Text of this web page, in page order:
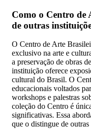
Como o Centro de
de outras
O Centro de Arte
exclusivo na arte e
a preservação de obras
instituição oferece
cultural do Brasil. O
educacionais voltados
workshops e palestras
coleção do Centro é
significativas. Essa
que o distingue de